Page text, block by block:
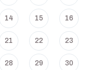
14 15 16
21 22 23
28 29 30